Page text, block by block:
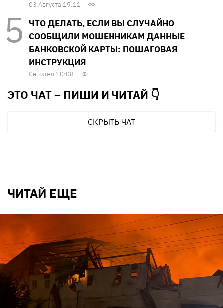
03 Августа 19:11
ЧТО ДЕЛАТЬ, ЕСЛИ ВЫ СЛУЧАЙНО
СООБЩИЛИ МОШЕННИКАМ ДАННЫЕ
БАНКОВСКОЙ КАРТЫ: ПОШАГОВАЯ
ИНСТРУКЦИЯ
Сегодня 10:08
ЭТО ЧАТ – ПИШИ И ЧИТАЙ 👇
СКРЫТЬ ЧАТ
ЧИТАЙ ЕЩЕ